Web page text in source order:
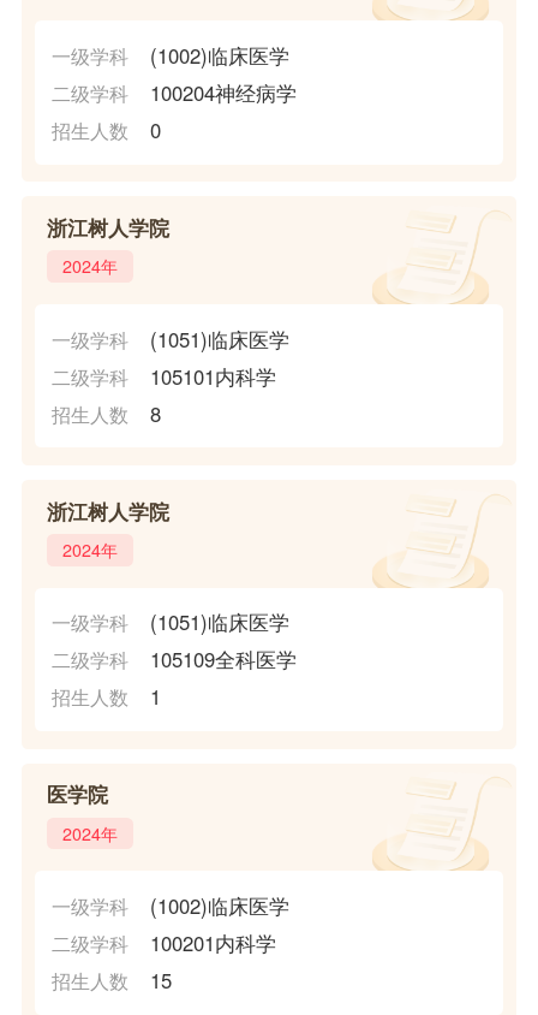
一级学科 (1002)临床医学
二级学科 100204神经病学
招生人数 0
浙江树人学院
2024年
一级学科 (1051)临床医学
二级学科 105101内科学
招生人数 8
浙江树人学院
2024年
一级学科 (1051)临床医学
二级学科 105109全科医学
招生人数 1
医学院
2024年
一级学科 (1002)临床医学
二级学科 100201内科学
招生人数 15